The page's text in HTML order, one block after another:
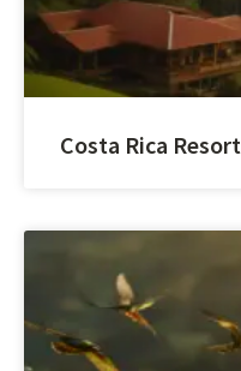
Costa Rica